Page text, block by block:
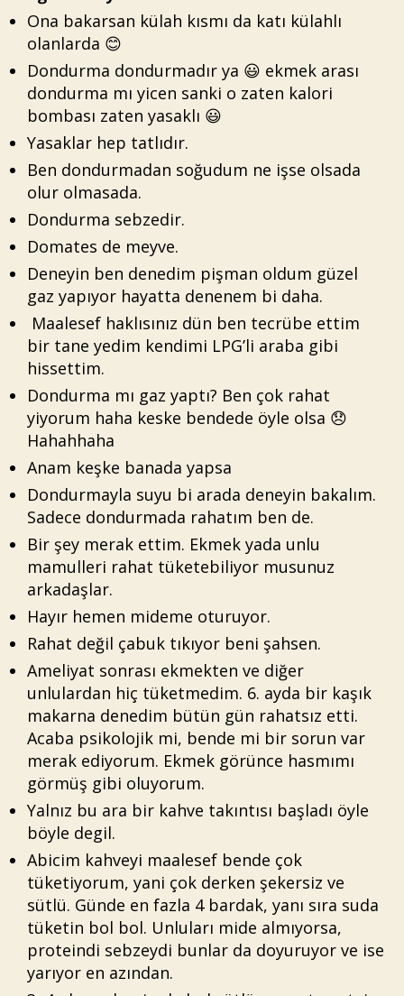
Ona bakarsan külah kısmı da katı külahlı
olanlarda 😊
Dondurma dondurmadır ya 😃 ekmek arası
dondurma mı yicen sanki o zaten kalori
bombası zaten yasaklı 😃
Yasaklar hep tatlıdır.
Ben dondurmadan soğudum ne işse olsada
olur olmasada.
Dondurma sebzedir.
Domates de meyve.
Deneyin ben denedim pişman oldum güzel
gaz yapıyor hayatta denenem bi daha.
Maalesef haklısınız dün ben tecrübe ettim
bir tane yedim kendimi LPG’li araba gibi
hissettim.
Dondurma mı gaz yaptı? Ben çok rahat
yiyorum haha keske bendede öyle olsa 😞
Hahahhaha
Anam keşke banada yapsa
Dondurmayla suyu bi arada deneyin bakalım.
Sadece dondurmada rahatım ben de.
Bir şey merak ettim. Ekmek yada unlu
mamulleri rahat tüketebiliyor musunuz
arkadaşlar.
Hayır hemen mideme oturuyor.
Rahat değil çabuk tıkıyor beni şahsen.
Ameliyat sonrası ekmekten ve diğer
unlulardan hiç tüketmedim. 6. ayda bir kaşık
makarna denedim bütün gün rahatsız etti.
Acaba psikolojik mi, bende mi bir sorun var
merak ediyorum. Ekmek görünce hasmımı
görmüş gibi oluyorum.
Yalnız bu ara bir kahve takıntısı başladı öyle
böyle degil.
Abicim kahveyi maalesef bende çok
tüketiyorum, yani çok derken şekersiz ve
sütlü. Günde en fazla 4 bardak, yanı sıra suda
tüketin bol bol. Unluları mide almıyorsa,
proteindi sebzeydi bunlar da doyuruyor ve ise
yarıyor en azından.